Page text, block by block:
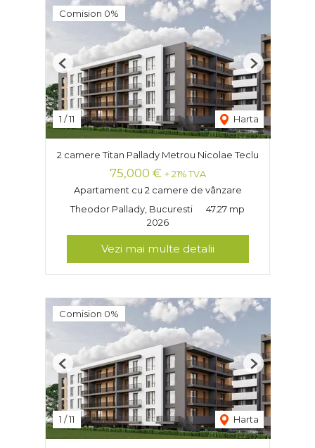
Comision 0%
1 /11 Harta
Previous Next
2 camere Titan Pallady Metrou Nicolae Teclu
75,000 € + 21% TVA
Apartament cu 2 camere de vânzare
Theodor Pallady, Bucuresti
47.27 mp
2026
Vezi mai multe detalii
Comision 0%
1 /11 Harta
Previous Next